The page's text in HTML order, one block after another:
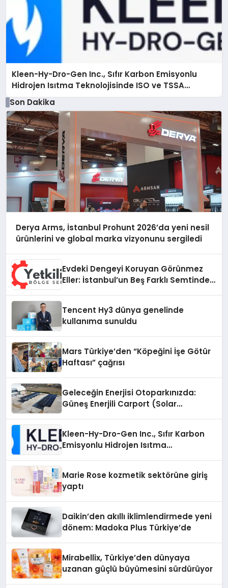
Kleen-Hy-Dro-Gen Inc., Sıfır Karbon Emisyonlu
Hidrojen Isıtma Teknolojisinde ISO ve TSSA
Düzenleyici Onaylarını Aldı
Son Dakika
Derya Arms, İstanbul Prohunt 2026’da yeni nesil
ürünlerini ve global marka vizyonunu sergiledi
Evdeki Dengeyi Koruyan Görünmez
Eller: İstanbul’un Beş Farklı Semtinde
Tencent Hy3 dünya genelinde
kullanıma sunuldu
Mars Türkiye’den “Köpeğini İşe Götür
Haftası” çağrısı
Geleceğin Enerjisi Otoparkınızda:
Güneş Enerjili Carport (Solar
Kleen-Hy-Dro-Gen Inc., Sıfır Karbon
Emisyonlu Hidrojen Isıtma
Marie Rose kozmetik sektörüne giriş
yaptı
Daikin’den akıllı iklimlendirmede yeni
dönem: Madoka Plus Türkiye’de
Mirabellix, Türkiye’den dünyaya
uzanan güçlü büyümesini sürdürüyor